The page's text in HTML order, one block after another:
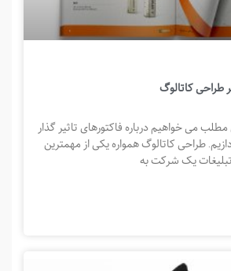
طراحی کاتالوگ
می خواهیم درباره فاکتورهای تاثیر گذار
طراحی کاتالوگ همواره یکی از مهمترین
تبلیغات یک شرکت به